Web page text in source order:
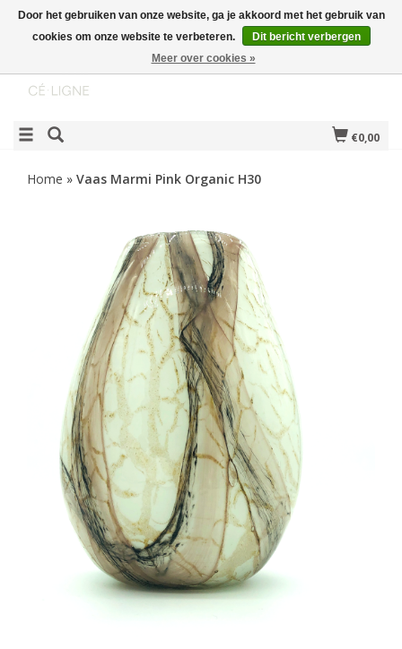
€0,00
Home » Vaas Marmi Pink Organic H30
Door het gebruiken van onze website, ga je akkoord met het gebruik van
cookies om onze website te verbeteren.
Dit bericht verbergen
Meer over cookies »